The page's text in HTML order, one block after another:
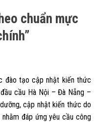
chuẩn mực
đào tạo cập nhật kiến thức
cầu Hà Nội – Đà Nẵng –
cập nhật kiến thức do
đáp ứng yêu cầu công